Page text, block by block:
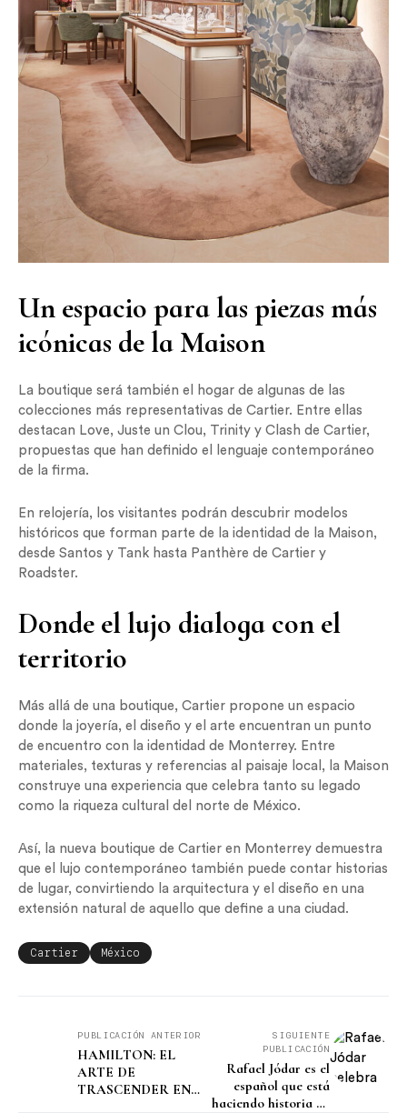
Un espacio para las piezas más
icónicas de la Maison
La boutique será también el hogar de algunas de las
colecciones más representativas de Cartier. Entre ellas
destacan Love, Juste un Clou, Trinity y Clash de Cartier,
propuestas que han definido el lenguaje contemporáneo
de la firma.
En relojería, los visitantes podrán descubrir modelos
históricos que forman parte de la identidad de la Maison,
desde Santos y Tank hasta Panthère de Cartier y
Roadster.
Donde el lujo dialoga con el
territorio
Más allá de una boutique, Cartier propone un espacio
donde la joyería, el diseño y el arte encuentran un punto
de encuentro con la identidad de Monterrey. Entre
materiales, texturas y referencias al paisaje local, la Maison
construye una experiencia que celebra tanto su legado
como la riqueza cultural del norte de México.
Así, la nueva boutique de Cartier en Monterrey demuestra
que el lujo contemporáneo también puede contar historias
de lugar, convirtiendo la arquitectura y el diseño en una
extensión natural de aquello que define a una ciudad.
Cartier México
PUBLICACIÓN ANTERIOR
HAMILTON: EL
ARTE DE
TRASCENDER EN
SIGUIENTE
PUBLICACIÓN
Rafael Jódar es el
español que está
haciendo historia en